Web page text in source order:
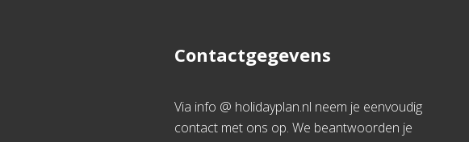
Contactgegevens
Via info @ holidayplan.nl neem je eenvoudig
contact met ons op. We beantwoorden je